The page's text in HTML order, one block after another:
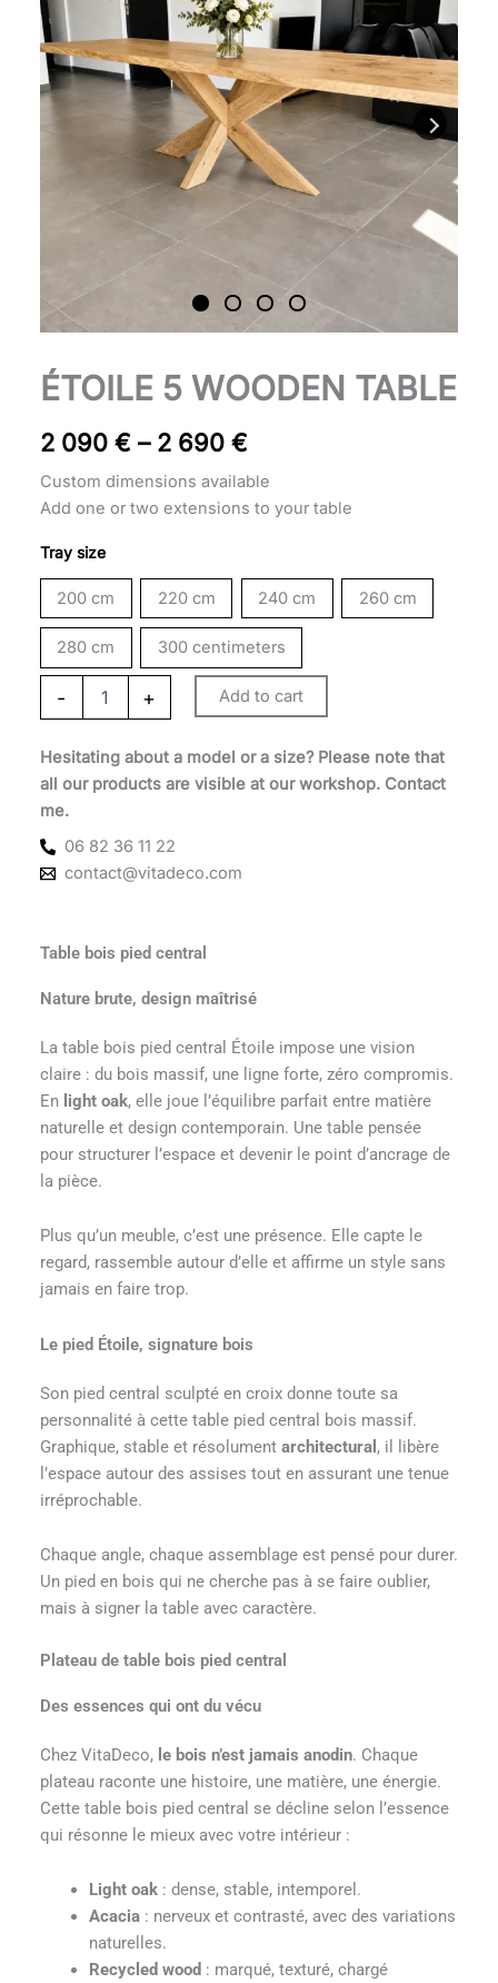
through
2
690 €
ÉTOILE 5 WOODEN TABLE
2 090 € – 2 690 €
Price
090 €
2
690 €
Custom dimensions available
Add one or two extensions to your table
Tray size
200 cm 220 cm 240 cm 260 cm
280 cm 300 centimeters
-
Table
Étoile
5
+ Add to cart
Hesitating about a model or a size? Please note that
all our products are visible at our workshop. Contact
me.
06 82 36 11 22
contact@vitadeco.com
Table bois pied central
Nature brute, design maîtrisé
La table bois pied central Étoile impose une vision
claire : du bois massif, une ligne forte, zéro compromis.
En light oak, elle joue l’équilibre parfait entre matière
naturelle et design contemporain. Une table pensée
pour structurer l’espace et devenir le point d’ancrage de
la pièce.
Plus qu’un meuble, c’est une présence. Elle capte le
regard, rassemble autour d’elle et affirme un style sans
jamais en faire trop.
Le pied Étoile, signature bois
Son pied central sculpté en croix donne toute sa
personnalité à cette table pied central bois massif.
Graphique, stable et résolument architectural , il libère
l’espace autour des assises tout en assurant une tenue
irréprochable.
Chaque angle, chaque assemblage est pensé pour durer.
Un pied en bois qui ne cherche pas à se faire oublier,
mais à signer la table avec caractère.
Plateau de table bois pied central
Des essences qui ont du vécu
Chez VitaDeco, le bois n’est jamais anodin. Chaque
plateau raconte une histoire, une matière, une énergie.
Cette table bois pied central se décline selon l’essence
qui résonne le mieux avec votre intérieur :
Light oak: dense, stable, intemporel.
Acacia: nerveux et contrasté, avec des variations
naturelles.
Recycled wood : marqué, texturé, chargé